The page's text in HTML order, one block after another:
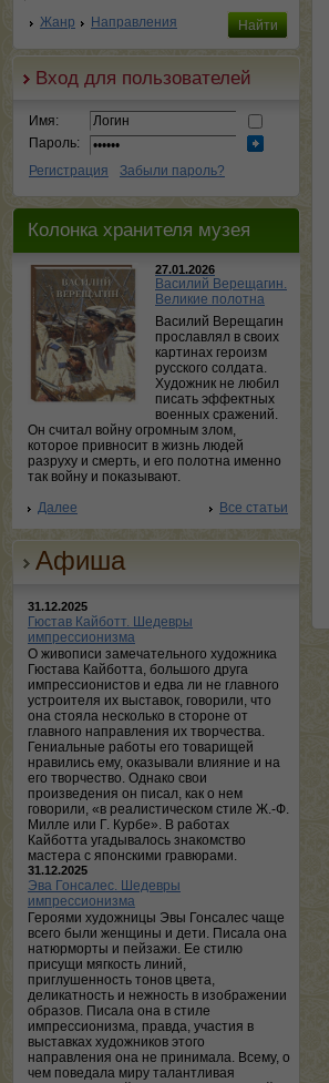
Жанр Направления
Вход для пользователей
Имя:
Пароль:
Регистрация
Забыли пароль?
Колонка хранителя музея
27.01.2026
Василий Верещагин.
Великие полотна
Василий Верещагин
прославлял в своих
картинах героизм
русского солдата.
Художник не любил
писать эффектных
военных сражений.
Он считал войну огромным злом,
которое привносит в жизнь людей
разруху и смерть, и его полотна именно
так войну и показывают.
Далее
Все статьи
Афиша
31.12.2025
Гюстав Кайботт. Шедевры
импрессионизма
О живописи замечательного художника
Гюстава Кайботта, большого друга
импрессионистов и едва ли не главного
устроителя их выставок, говорили, что
она стояла несколько в стороне от
главного направления их творчества.
Гениальные работы его товарищей
нравились ему, оказывали влияние и на
его творчество. Однако свои
произведения он писал, как о нем
говорили, «в реалистическом стиле Ж.-Ф.
Милле или Г. Курбе». В работах
Кайботта угадывалось знакомство
мастера с японскими гравюрами.
31.12.2025
Эва Гонсалес. Шедевры
импрессионизма
Героями художницы Эвы Гонсалес чаще
всего были женщины и дети. Писала она
натюрморты и пейзажи. Ее стилю
присущи мягкость линий,
приглушенность тонов цвета,
деликатность и нежность в изображении
образов. Писала она в стиле
импрессионизма, правда, участия в
выставках художников этого
направления она не принимала. Всему, о
чем поведала миру талантливая